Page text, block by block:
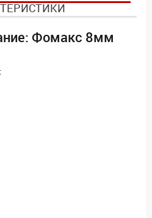
Фомакс 8мм